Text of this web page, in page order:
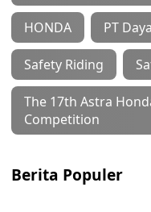
HONDA PT
Safety Riding
The 17th Astra
Competition
Berita Populer